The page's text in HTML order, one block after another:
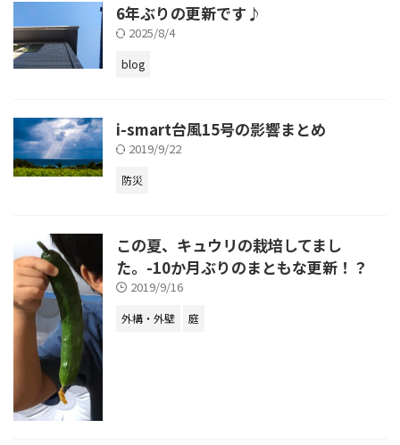
6年ぶりの更新です♪
2025/8/4
blog
i-smart台風15号の影響まとめ
2019/9/22
防災
この夏、キュウリの栽培してまし
た。-10か月ぶりのまともな更新！？
2019/9/16
外構・外壁 庭